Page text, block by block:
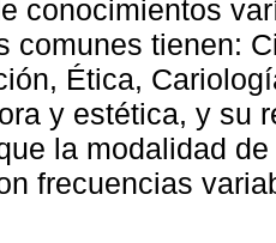
conocimientos
comunes tienen:
Ética,
y estética, y su
la modalidad
frecuencias